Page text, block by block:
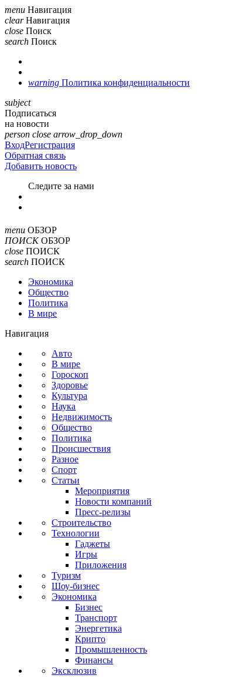
menu Навигация
clear Навигация
close Поиск
search Поиск
warning Политика конфиденциальности
subject
Подписаться
на новости
person close arrow_drop_down
ВходРегистрация
Обратная связь
Добавить новость
Cледите за нами
menu ОБЗОР
ПОИСК ОБЗОР
close ПОИСК
search ПОИСК
Экономика
Общество
Политика
В мире
Навигация
Авто
В мире
Гороскоп
Здоровье
Культура
Наука
Недвижимость
Общество
Политика
Происшествия
Разное
Спорт
Статьи
Мероприятия
Новости компаний
Пресс-релизы
Строительство
Технологии
Гаджеты
Игры
Приложения
Туризм
Шоу-бизнес
Экономика
Бизнес
Транспорт
Энергетика
Крипто
Промышленность
Финансы
Эксклюзив